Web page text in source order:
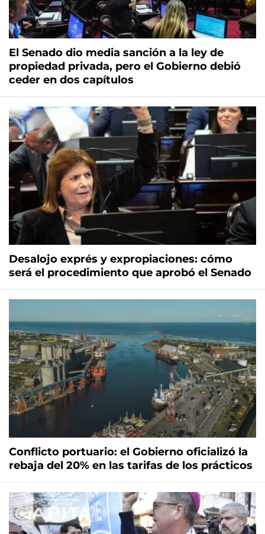
El Senado dio media sanción a la ley de
propiedad privada, pero el Gobierno debió
ceder en dos capítulos
Desalojo exprés y expropiaciones: cómo
será el procedimiento que aprobó el Senado
Conflicto portuario: el Gobierno oficializó la
rebaja del 20% en las tarifas de los prácticos